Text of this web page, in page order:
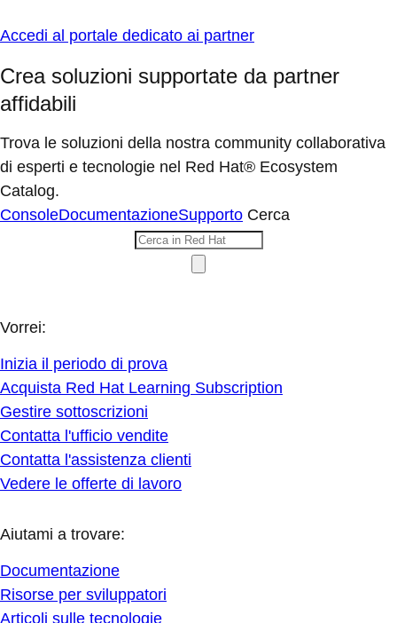
Accedi al portale dedicato ai partner
Crea soluzioni supportate da partner
affidabili
Trova le soluzioni della nostra community collaborativa
di esperti e tecnologie nel Red Hat® Ecosystem
Catalog.
ConsoleDocumentazioneSupporto Cerca
Vorrei:
Inizia il periodo di prova
Acquista Red Hat Learning Subscription
Gestire sottoscrizioni
Contatta l'ufficio vendite
Contatta l'assistenza clienti
Vedere le offerte di lavoro
Aiutami a trovare:
Documentazione
Risorse per sviluppatori
Articoli sulle tecnologie